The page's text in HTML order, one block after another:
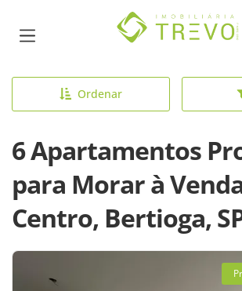
Página inicial
Ordenar
6 Apartamentos
para Morar à
Centro, Bertioga,